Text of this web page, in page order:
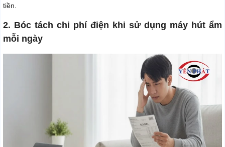
tiền.
2. Bóc tách chi phí điện khi sử dụng máy hút ẩm
mỗi ngày